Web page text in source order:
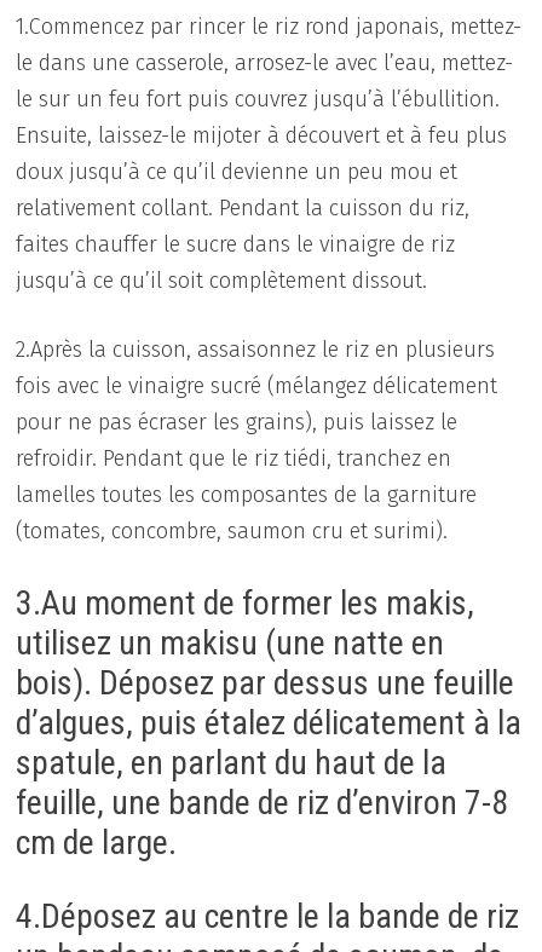
1.Commencez par rincer le riz rond japonais, mettez-
le dans une casserole, arrosez-le avec l’eau, mettez-
le sur un feu fort puis couvrez jusqu’à l’ébullition.
Ensuite, laissez-le mijoter à découvert et à feu plus
doux jusqu’à ce qu’il devienne un peu mou et
relativement collant. Pendant la cuisson du riz,
faites chauffer le sucre dans le vinaigre de riz
jusqu’à ce qu’il soit complètement dissout.
2.Après la cuisson, assaisonnez le riz en plusieurs
fois avec le vinaigre sucré (mélangez délicatement
pour ne pas écraser les grains), puis laissez le
refroidir. Pendant que le riz tiédi, tranchez en
lamelles toutes les composantes de la garniture
(tomates, concombre, saumon cru et surimi).
3.Au moment de former les makis,
utilisez un makisu (une natte en
bois). Déposez par dessus une feuille
d’algues, puis étalez délicatement à la
spatule, en parlant du haut de la
feuille, une bande de riz d’environ 7-8
cm de large.
4.Déposez au centre le la bande de riz